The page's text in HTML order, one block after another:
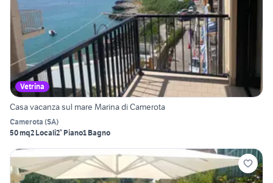
Vetrina
Casa vacanza sul mare Marina di Camerota
Camerota (SA)
50 mq2 Locali2° Piano1 Bagno